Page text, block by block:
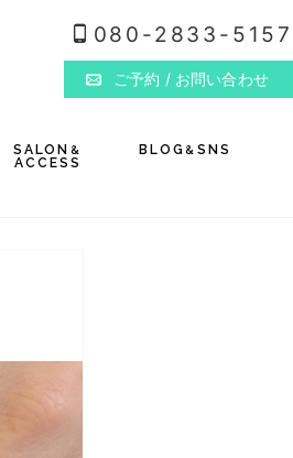
080-2833-5157
ご予約 / お問い合わせ
SALON &
ACCESS
BLOG & SNS